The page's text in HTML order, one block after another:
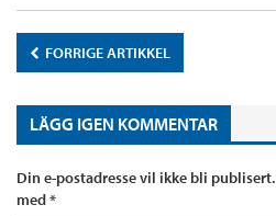
FORRIGE ARTIKKEL
LÄGG IGEN KOMMENTAR
Din e-postadresse vil ikke bli publisert.
med*